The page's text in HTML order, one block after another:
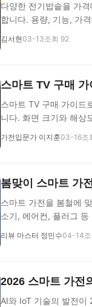
다양한 전기밥솥을 가
합니다. 용량, 기능, 가
김서현03-13조회 92
스마트 TV 구매
스마트 TV 구매 가이드
니다. 화면 크기와 해상
가전입문가 이지훈03-16조
봄맞이 스마트 가
스마트 가전을 봄철에
소기, 에어컨, 플러그
리뷰 마스터 정민수04-14
2026 스마트 가전
AI와 IoT 기술의 발전이